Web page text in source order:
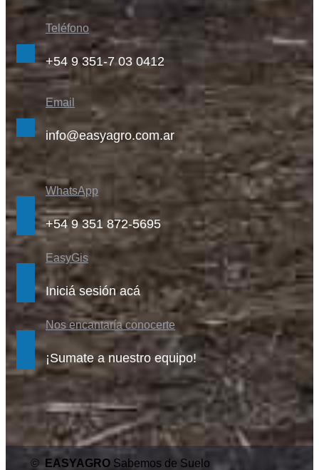
Teléfono
+54 9 351-7 03 0412
Email
info@easyagro.com.ar
WhatsApp
+54 9 351 872-5695
EasyGis
Iniciá sesión acá
Nos encantaría conocerte
¡Sumate a nuestro equipo!
© EASYAGRO Sabemos de Suelo